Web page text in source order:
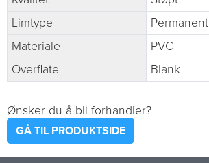
Limtype
Permanent
Materiale
PVC
Overflate
Blank
Ønsker du å bli forhandler?
GÅ TIL PRODUKTSIDE